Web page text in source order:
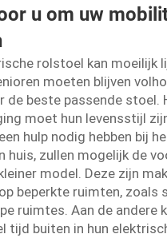
u om uw
rolstoel kan moeilijk
moeten blijven
de beste passende stoel.
moet hun levensstijl
hulp nodig hebben bij
huis, zullen mogelijk de
model. Deze zijn
beperkte ruimten, zoals
ruimtes. Aan de andere
tijd buiten in hun